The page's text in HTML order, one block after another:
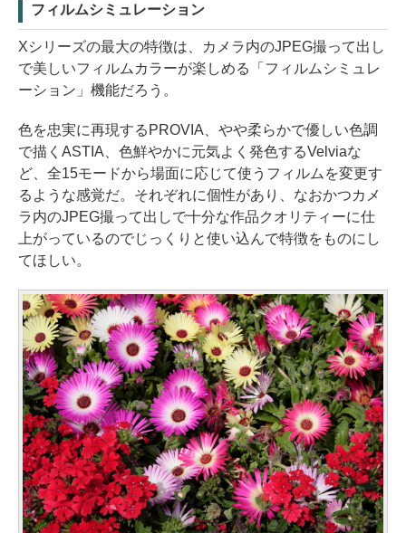
フィルムシミュレーション
Xシリーズの最大の特徴は、カメラ内のJPEG撮って出し
で美しいフィルムカラーが楽しめる「フィルムシミュレ
ーション」機能だろう。
色を忠実に再現するPROVIA、やや柔らかで優しい色調
で描くASTIA、色鮮やかに元気よく発色するVelviaな
ど、全15モードから場面に応じて使うフィルムを変更す
るような感覚だ。それぞれに個性があり、なおかつカメ
ラ内のJPEG撮って出しで十分な作品クオリティーに仕
上がっているのでじっくりと使い込んで特徴をものにし
てほしい。